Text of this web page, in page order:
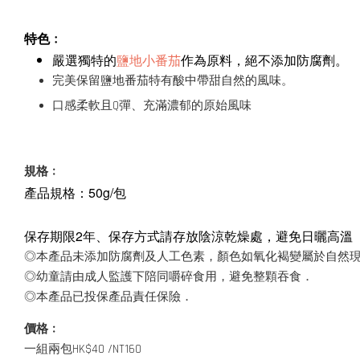
特色﹕
嚴選獨特的鹽地小番茄作為原料，絕不添加防腐劑。
完美保留鹽地番茄特有酸中帶甜自然的風味。
口感柔軟且Q彈、充滿濃郁的原始風味
規格﹕
產品規格：50g/包
保存期限2年、保存方式請存放陰涼乾燥處，避免日曬高溫
◎本產品未添加防腐劑及人工色素，顏色如氧化褐變屬於自然
◎幼童請由成人監護下陪同嚼碎食用，避免整顆吞食．
◎本產品已投保產品責任保險．
價格﹕
一組兩包HK$40 /NT160